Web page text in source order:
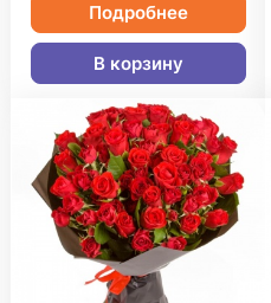
Подробнее
В корзину